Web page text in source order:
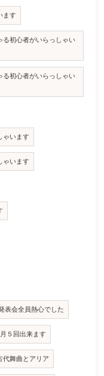
ます
る初心者がいらっしゃい
る初心者がいらっしゃい
ゃいます
ゃいます
表会全員熱心でした
５回出来ます
代舞曲とアリア